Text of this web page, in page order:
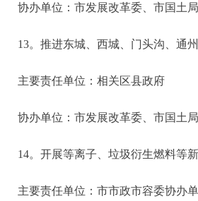
协办单位：市发展改革委、市国土局
13。推进东城、西城、门头沟、通州
主要责任单位：相关区县政府
协办单位：市发展改革委、市国土局
14。开展等离子、垃圾衍生燃料等新
主要责任单位：市市政市容委协办单